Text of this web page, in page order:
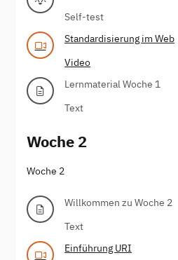
Self-test
Standardisierung im Web
Video
Lernmaterial Woche 1
Text
Woche 2
Woche 2
Willkommen zu Woche 2
Text
Einführung URI